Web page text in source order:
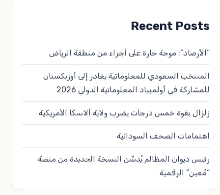
Recent Posts
“الأرصاد”: موجة حارة على أجزاء من منطقة الرياض
المنتخب السعودي للمعلوماتية يغادر إلى أوزبكستان
للمشاركة في أولمبياد المعلوماتية الدولي 2026
زلزال بقوة خمس درجات يضرب ولاية ألاسكا الأمريكية
​اهتمامات الصحف السودانية​
رئيس ديوان المظالم يُدشّن النسخة الجديدة من منصة
“مُعين” الرقمية